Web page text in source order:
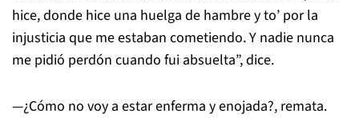
hice, donde hice una huelga de hambre y to’ por la
injusticia que me estaban cometiendo. Y nadie nunca
me pidió perdón cuando fui absuelta”, dice.
—¿Cómo no voy a estar enferma y enojada?, remata.